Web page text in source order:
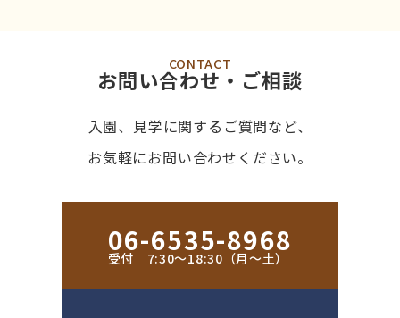
CONTACT
お問い合わせ・ご相談
入園、見学に関するご質問など、
お気軽にお問い合わせください。
06-6535-8968
受付 7:30〜18:30（月〜土）